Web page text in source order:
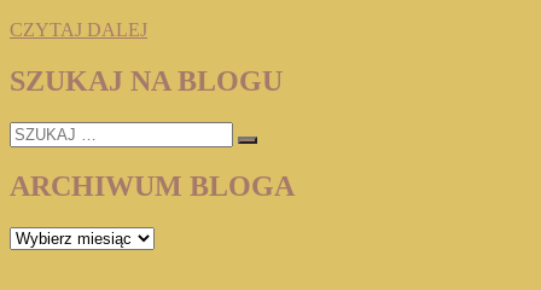
CZYTAJ DALEJROMAIN
„OGRÓD
W
SZUKAJ NA BLOGU
SZUKAJ
…
ARCHIWUM BLOGA
ARCHIWUM